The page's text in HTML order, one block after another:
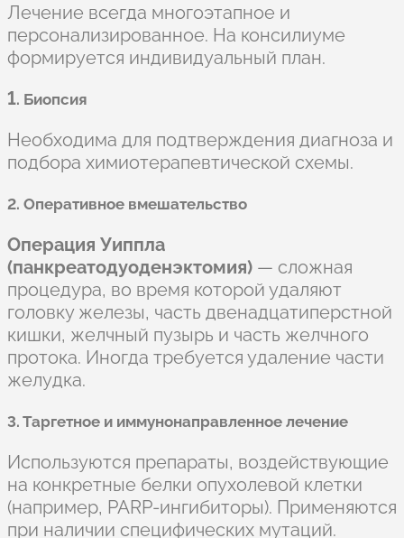
Лечение всегда многоэтапное и
персонализированное. На консилиуме
формируется индивидуальный план.
1. Биопсия
Необходима для подтверждения диагноза и
подбора химиотерапевтической схемы.
2. Оперативное вмешательство
Операция Уиппла
(панкреатодуоденэктомия) — сложная
процедура, во время которой удаляют
головку железы, часть двенадцатиперстной
кишки, желчный пузырь и часть желчного
протока. Иногда требуется удаление части
желудка.
3. Таргетное и иммунонаправленное лечение
Используются препараты, воздействующие
на конкретные белки опухолевой клетки
(например, PARP-ингибиторы). Применяются
при наличии специфических мутаций.